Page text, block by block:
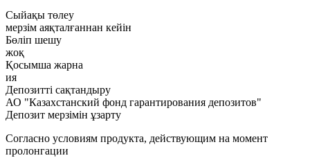
Сыйақы төлеу
мерзім аяқталғаннан кейін
Бөліп шешу
жоқ
Қосымша жарна
ия
Депозитті сақтандыру
АО "Казахстанский фонд гарантирования депозитов"
Депозит мерзімін ұзарту
Согласно условиям продукта, действующим на момент
пролонгации